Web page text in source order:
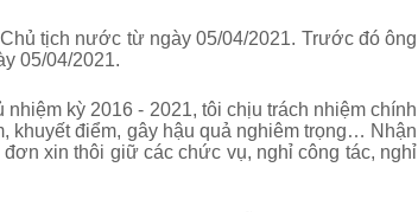
tịch nước từ ngày 05/04/2021. Trước đó ông
05/04/2021.
kỳ 2016 - 2021, tôi chịu trách nhiệm chính
khuyết điểm, gây hậu quả nghiêm trọng… Nhận
xin thôi giữ các chức vụ, nghỉ công tác, nghỉ